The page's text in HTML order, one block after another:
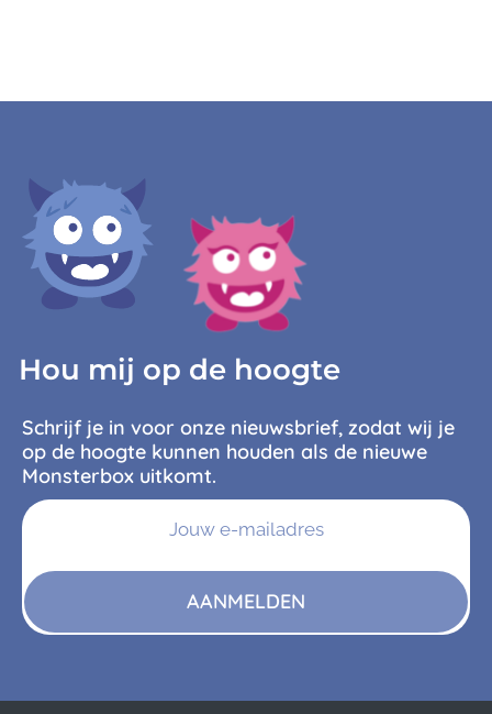
Hou mij op de hoogte
Schrijf je in voor onze nieuwsbrief, zodat wij je
op de hoogte kunnen houden als de nieuwe
Monsterbox uitkomt.
AANMELDEN